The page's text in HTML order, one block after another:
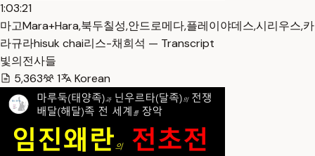
1:03:21
마고Mara+Hara,북두칠성,안드로메다,플레이야데스,시리우스,카
라규라hisuk chai리스-채희석 — Transcript
빛의전사들
5,363
1 Korean